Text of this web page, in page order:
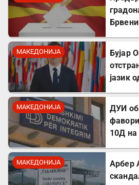
МАКЕДОНИЈА
Бујар
јазик
МАКЕДОНИЈА
ДУИ
10Д на
МАКЕДОНИЈА
Арбер